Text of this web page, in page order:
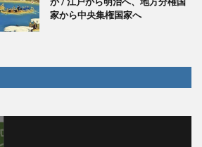
家から中央集権国家へ